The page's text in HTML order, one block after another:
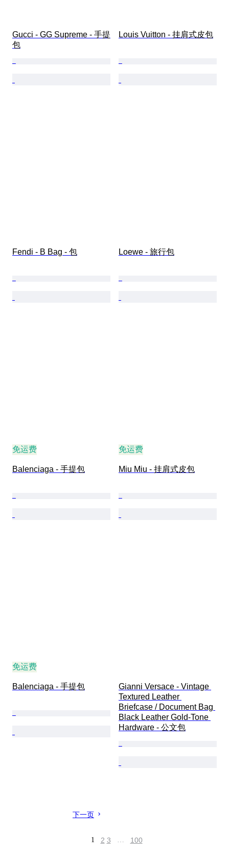
Gucci - GG Supreme - 手提
包
Louis Vuitton - 挂肩式皮包
Fendi - B Bag - 包 Loewe - 旅行包
免运费
Balenciaga - 手提包
免运费
Miu Miu - 挂肩式皮包
免运费
Balenciaga - 手提包
Gianni Versace - Vintage
Textured Leather
Briefcase / Document Bag
Black Leather Gold-Tone
Hardware - 公文包
下一页
1 2 3 … 100